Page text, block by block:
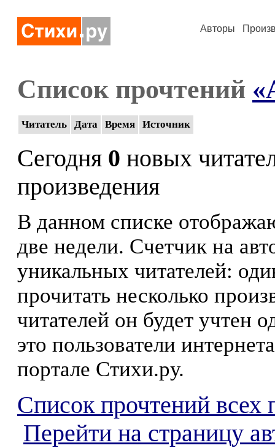
Авторы
Список прочтений
Читатель Дата Время Источник
Сегодня 0 новых
произведения
В данном списке
две недели. Счетчик на
уникальных читателей:
прочитать несколько
читателей он будет учтен
это пользователи
портале Стихи.ру.
Список прочтений всех
Перейти на страницу